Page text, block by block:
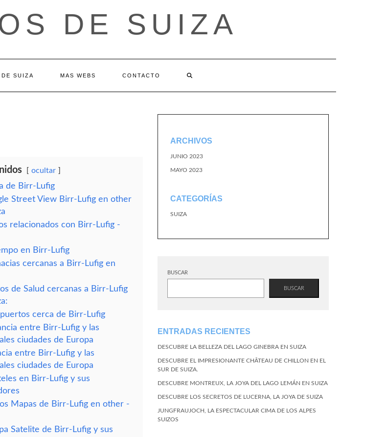
DE SUIZA
SUIZA MAS WEBS CONTACTO
ocultar
de Birr-Lufig
Street View Birr-Lufig en other
relacionados con Birr-Lufig -
en Birr-Lufig
cercanas a Birr-Lufig en
de Salud cercanas a Birr-Lufig
cerca de Birr-Lufig
entre Birr-Lufig y las
ciudades de Europa
entre Birr-Lufig y las
ciudades de Europa
en Birr-Lufig y sus
Mapas de Birr-Lufig en other -
Satelite de Birr-Lufig y sus
ARCHIVOS
JUNIO 2023
MAYO 2023
CATEGORÍAS
SUIZA
BUSCAR
BUSCAR
ENTRADAS RECIENTES
DESCUBRE LA BELLEZA DEL LAGO GINEBRA EN SUIZA
DESCUBRE EL IMPRESIONANTE CHÂTEAU DE CHILLON EN EL
SUR DE SUIZA.
DESCUBRE MONTREUX, LA JOYA DEL LAGO LEMÁN EN SUIZA
DESCUBRE LOS SECRETOS DE LUCERNA, LA JOYA DE SUIZA
JUNGFRAUJOCH, LA ESPECTACULAR CIMA DE LOS ALPES
SUIZOS